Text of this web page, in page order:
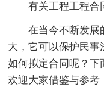
有关工程工程合
在当今不断发展
大，它可以保护民
如何拟定合同呢？下
欢迎大家借鉴与参考